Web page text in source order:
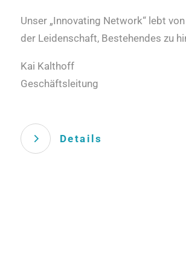
Unser „Innovating Network“ lebt
der Leidenschaft, Bestehendes zu
Kai Kalthoff
Geschäftsleitung
Details